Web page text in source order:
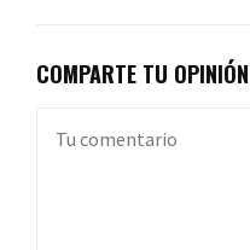
COMPARTE TU OPINIÓN